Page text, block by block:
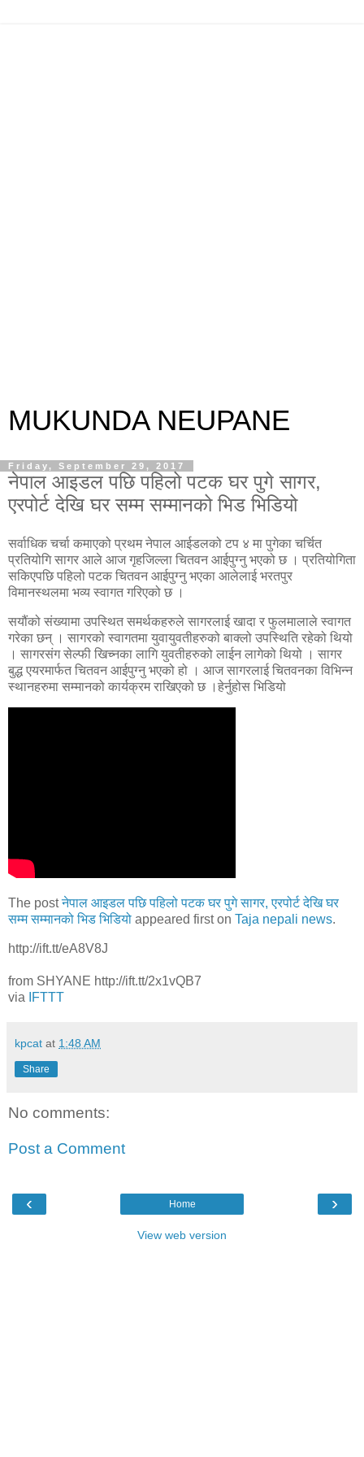
MUKUNDA NEUPANE
Friday, September 29, 2017
नेपाल आइडल पछि पहिलो पटक घर पुगे सागर,
एरपोर्ट देखि घर सम्म सम्मानको भिड भिडियो
सर्वाधिक चर्चा कमाएको प्रथम नेपाल आईडलको टप ४ मा पुगेका चर्चित
प्रतियोगि सागर आले आज गृहजिल्ला चितवन आईपुग्नु भएको छ । प्रतियोगिता
सकिएपछि पहिलो पटक चितवन आईपुग्नु भएका आलेलाई भरतपुर
विमानस्थलमा भव्य स्वागत गरिएको छ ।
सयौंको संख्यामा उपस्थित समर्थकहरुले सागरलाई खादा र फुलमालाले स्वागत
गरेका छन् । सागरको स्वागतमा युवायुवतीहरुको बाक्लो उपस्थिति रहेको थियो
। सागरसंग सेल्फी खिच्नका लागि युवतीहरुको लाईन लागेको थियो । सागर
बुद्ध एयरमार्फत चितवन आईपुग्नु भएको हो । आज सागरलाई चितवनका विभिन्न
स्थानहरुमा सम्मानको कार्यक्रम राखिएको छ ।हेर्नुहोस भिडियो
The postनेपाल आइडल पछि पहिलो पटक घर पुगे सागर, एरपोर्ट देखि घर
सम्म सम्मानको भिड भिडियो appeared first on Taja nepali news.
http://ift.tt/eA8V8J
from SHYANE http://ift.tt/2x1vQB7
via
IFTTT
kpcat at 1:48 AM
Share
No comments:
Post a Comment
‹ ›
Home
View web version